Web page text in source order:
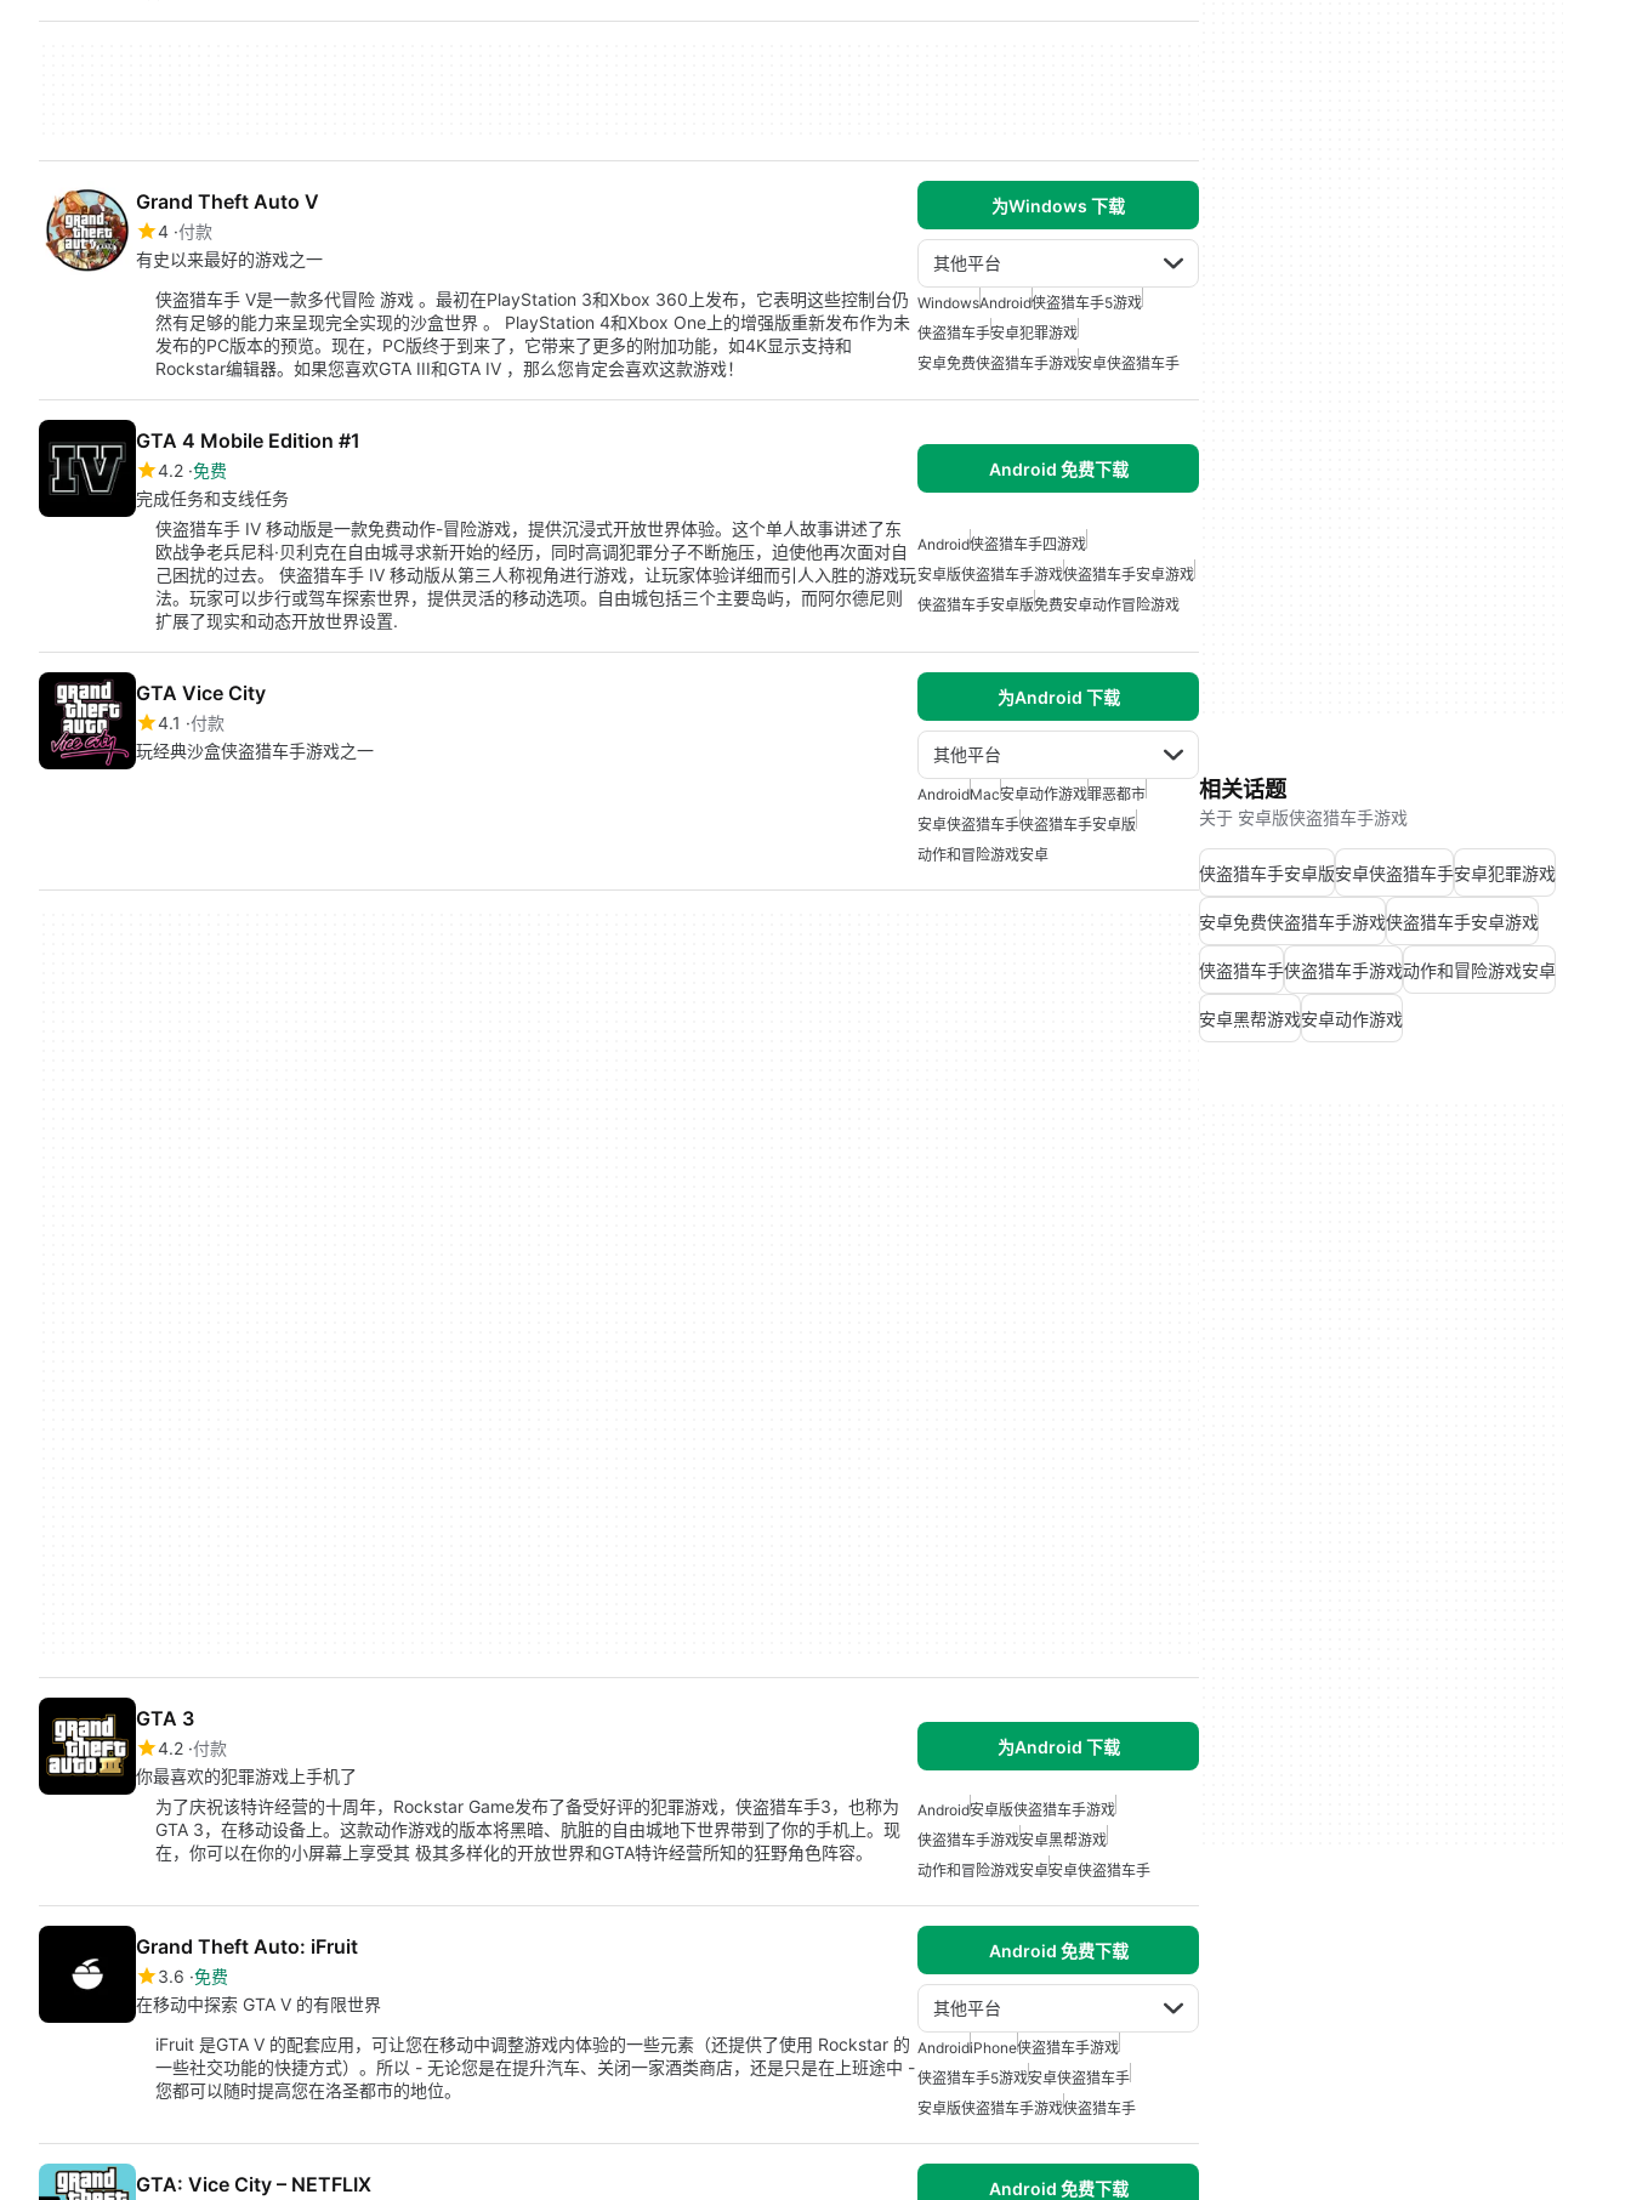
Grand Theft Auto V
4 付款
有史以来最好的游戏之一
为Windows 下载
其他平台
侠盗猎车手 V是一款多代冒险 游戏 。最初在PlayStation 3和Xbox 360上发布，它表明这些控制台仍
然有足够的能力来呈现完全实现的沙盒世界 。 PlayStation 4和Xbox One上的增强版重新发布作为未
发布的PC版本的预览。现在，PC版终于到来了，它带来了更多的附加功能，如4K显示支持和
Rockstar编辑器。如果您喜欢GTA III和GTA IV ，那么您肯定会喜欢这款游戏！
WindowsAndroid侠盗猎车手5游戏
侠盗猎车手安卓犯罪游戏
安卓免费侠盗猎车手游戏安卓侠盗猎车手
GTA 4 Mobile Edition #1
4.2 免费
完成任务和支线任务
Android 免费下载
侠盗猎车手 IV 移动版是一款免费动作-冒险游戏，提供沉浸式开放世界体验。这个单人故事讲述了东
欧战争老兵尼科·贝利克在自由城寻求新开始的经历，同时高调犯罪分子不断施压，迫使他再次面对自
己困扰的过去。 侠盗猎车手 IV 移动版从第三人称视角进行游戏，让玩家体验详细而引人入胜的游戏玩
法。玩家可以步行或驾车探索世界，提供灵活的移动选项。自由城包括三个主要岛屿，而阿尔德尼则
扩展了现实和动态开放世界设置.
Android侠盗猎车手四游戏
安卓版侠盗猎车手游戏侠盗猎车手安卓游戏
侠盗猎车手安卓版免费安卓动作冒险游戏
GTA Vice City
4.1 付款
玩经典沙盒侠盗猎车手游戏之一
为Android 下载
其他平台
AndroidMac安卓动作游戏罪恶都市
安卓侠盗猎车手侠盗猎车手安卓版
动作和冒险游戏安卓
GTA 3
4.2 付款
你最喜欢的犯罪游戏上手机了
为Android 下载
为了庆祝该特许经营的十周年，Rockstar Game发布了备受好评的犯罪游戏，侠盗猎车手3，也称为
GTA 3，在移动设备上。这款动作游戏的版本将黑暗、肮脏的自由城地下世界带到了你的手机上。现
在，你可以在你的小屏幕上享受其 极其多样化的开放世界和GTA特许经营所知的狂野角色阵容。
Android安卓版侠盗猎车手游戏
侠盗猎车手游戏安卓黑帮游戏
动作和冒险游戏安卓安卓侠盗猎车手
Grand Theft Auto: iFruit
3.6 免费
在移动中探索 GTA V 的有限世界
Android 免费下载
其他平台
iFruit 是GTA V 的配套应用，可让您在移动中调整游戏内体验的一些元素（还提供了使用 Rockstar 的
一些社交功能的快捷方式）。所以 - 无论您是在提升汽车、关闭一家酒类商店，还是只是在上班途中 -
您都可以随时提高您在洛圣都市的地位。
AndroidiPhone侠盗猎车手游戏
侠盗猎车手5游戏安卓侠盗猎车手
安卓版侠盗猎车手游戏侠盗猎车手
GTA: Vice City – NETFLIX Android 免费下载
相关话题
关于 安卓版侠盗猎车手游戏
侠盗猎车手安卓版安卓侠盗猎车手安卓犯罪游戏
安卓免费侠盗猎车手游戏侠盗猎车手安卓游戏
侠盗猎车手侠盗猎车手游戏动作和冒险游戏安卓
安卓黑帮游戏安卓动作游戏